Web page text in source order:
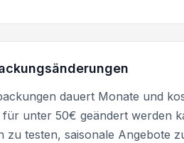
dauert Monate und
unter 50€ geändert werden
zu testen, saisonale Angebote